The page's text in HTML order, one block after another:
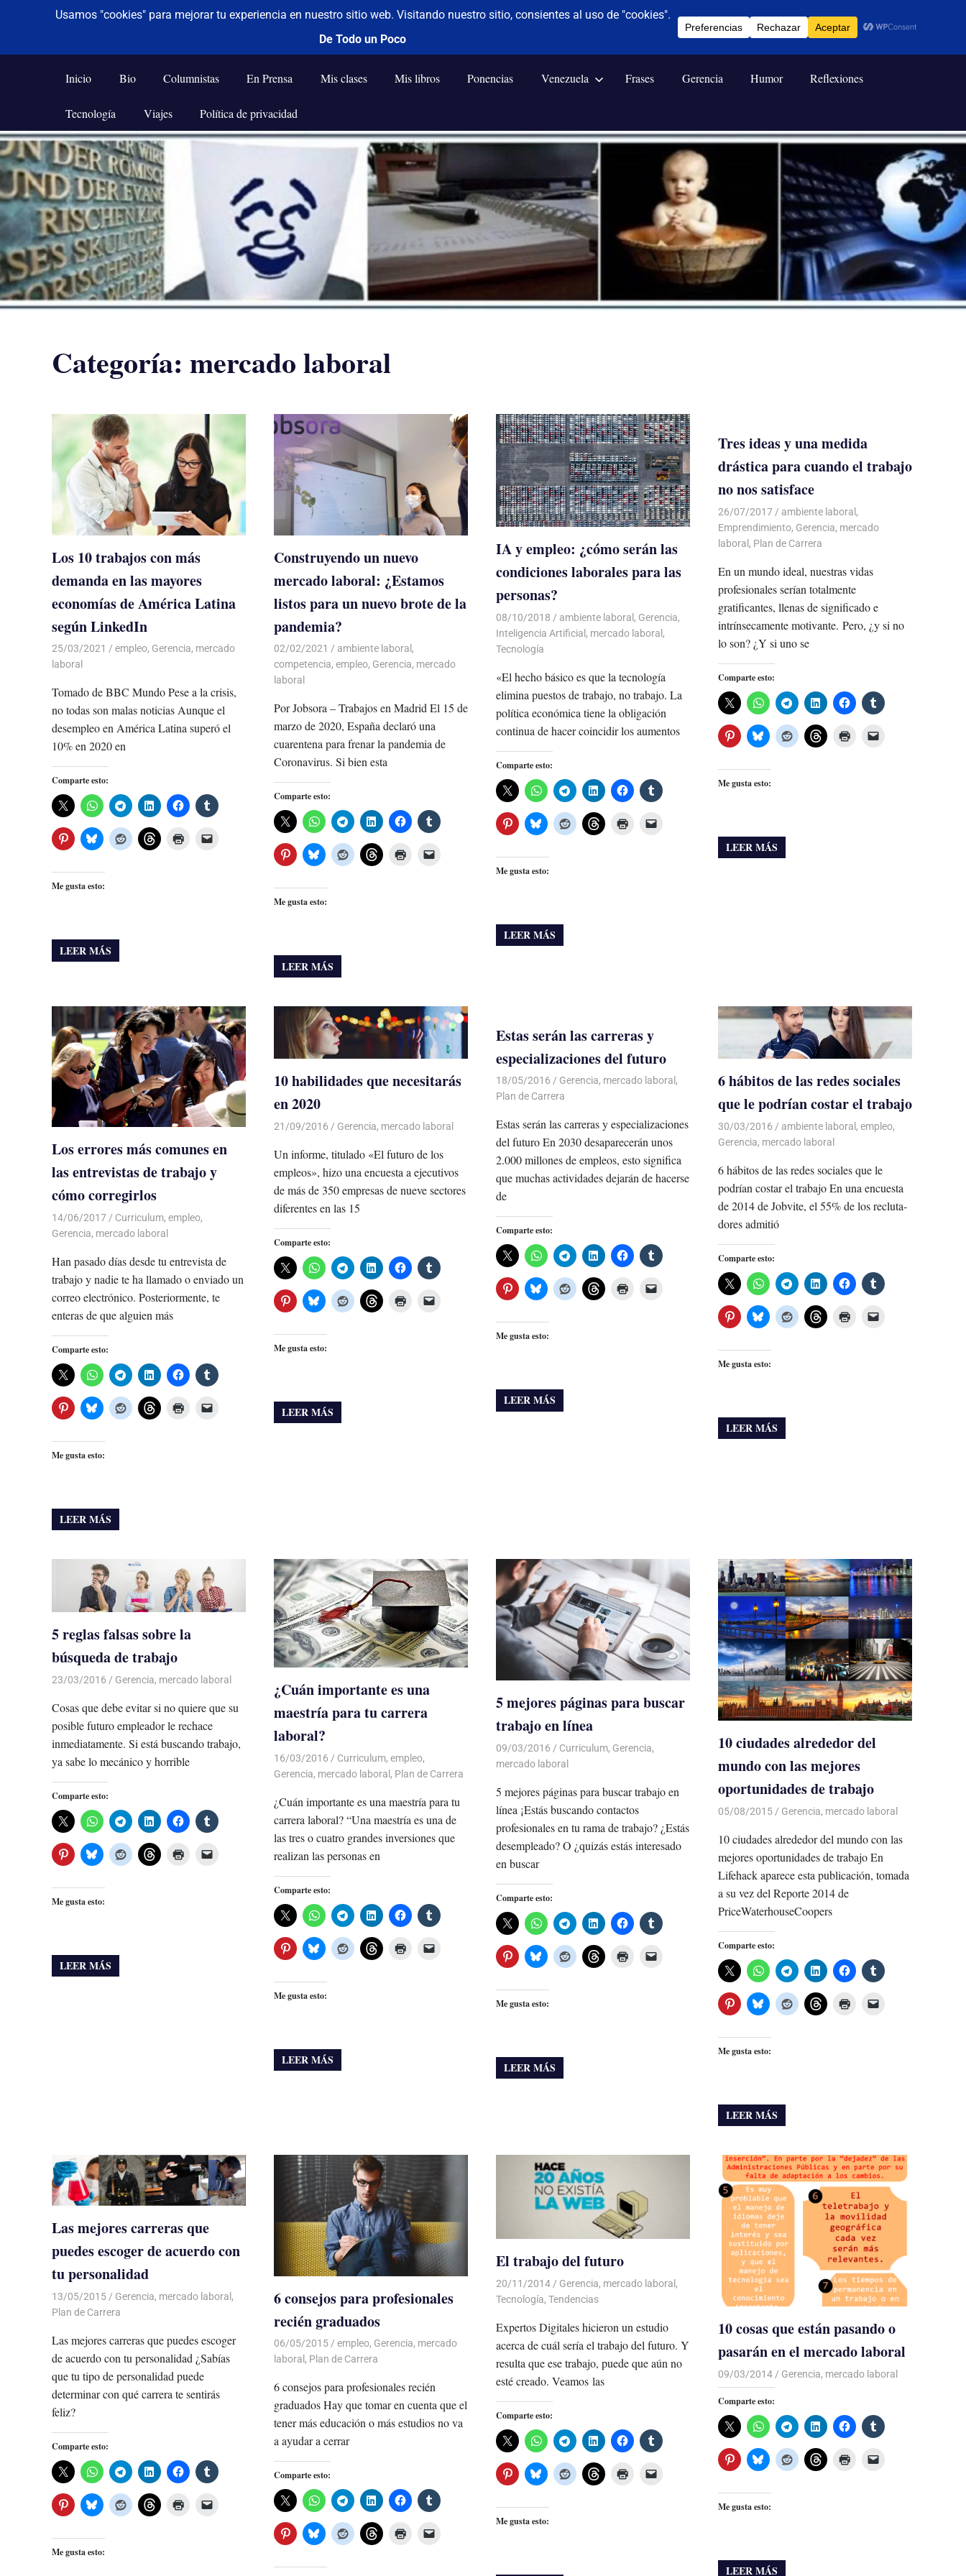
Saltar
al
contenido
De todo un poco
Frases,
Humor,
Tecnología
y
Viajes
Inicio Bio Columnistas En Prensa Mis clases Mis libros Ponencias Venezuela Frases Gerencia Humor Reflexiones
Tecnología Viajes Política de privacidad
Categoría: mercado laboral
Los 10 trabajos con más
demanda en las mayores
economías de América Latina
según LinkedIn
25/03/2021 De todo un Poco
empleo, Gerencia, mercado
laboral
Tomado de BBC Mundo Pese a la crisis,
no todas son malas noticias Aunque el
desempleo en América Latina superó el
10% en 2020 en
Comparte esto:
Me gusta esto:
LEER MÁS
Construyendo un nuevo
mercado laboral: ¿Estamos
listos para un nuevo brote de la
pandemia?
02/02/2021 De todo un Poco
ambiente laboral ,
competencia, empleo, Gerencia, mercado
laboral
Por Jobsora – Trabajos en Madrid El 15 de
marzo de 2020, España declaró una
cuarentena para frenar la pandemia de
Coronavirus. Si bien esta
Comparte esto:
Me gusta esto:
LEER MÁS
IA y empleo: ¿cómo serán las
condiciones laborales para las
personas?
08/10/2018 De todo un Poco
ambiente laboral, Gerencia,
Inteligencia Artificial, mercado laboral,
Tecnología
«El hecho básico es que la tecnología
elimina puestos de trabajo, no trabajo. La
política económica tiene la obligación
continua de hacer coincidir los aumentos
Comparte esto:
Me gusta esto:
LEER MÁS
Tres ideas y una medida
drástica para cuando el trabajo
no nos satisface
26/07/2017 De todo un Poco
ambiente laboral ,
Emprendimiento, Gerencia, mercado
laboral , Plan de Carrera
En un mundo ideal, nuestras vidas
profesionales serían totalmente
gratificantes, llenas de significado e
intrínsecamente motivante. Pero, ¿y si no
lo son? ¿Y si uno se
Comparte esto:
Me gusta esto:
LEER MÁS
Los errores más comunes en
las entrevistas de trabajo y
cómo corregirlos
14/06/2017 De todo un Poco
Curriculum, empleo,
Gerencia, mercado laboral
Han pasado días desde tu entrevista de
trabajo y nadie te ha llamado o enviado un
correo electrónico. Posteriormente, te
enteras de que alguien más
Comparte esto:
Me gusta esto:
LEER MÁS
10 habilidades que necesitarás
en 2020
21/09/2016 Luis Castellanos
Gerencia, mercado laboral
Un informe, titulado «El futuro de los
empleos», hizo una encuesta a ejecutivos
de más de 350 empresas de nueve sectores
diferentes en las 15
Comparte esto:
Me gusta esto:
LEER MÁS
Estas serán las carreras y
especializaciones del futuro
18/05/2016 Luis Castellanos
Gerencia, mercado laboral ,
Plan de Carrera
Estas serán las carreras y especializaciones
del futuro En 2030 desaparecerán unos
2.000 millones de empleos, esto significa
que muchas actividades dejarán de hacerse
de
Comparte esto:
Me gusta esto:
LEER MÁS
6 hábitos de las redes sociales
que le podrían costar el trabajo
30/03/2016 Luis Castellanos
ambiente laboral , empleo,
Gerencia, mercado laboral
6 hábitos de las redes sociales que le
podrían costar el trabajo En una en­cues­ta
de 2014 de Job­vi­te, el 55% de los re­clu­ta­
do­res ad­mi­tió
Comparte esto:
Me gusta esto:
LEER MÁS
5 reglas falsas sobre la
búsqueda de trabajo
23/03/2016 Luis Castellanos
Gerencia, mercado laboral
Cosas que debe evitar si no quiere que su
posible futuro empleador le rechace
inmediatamente. Si está buscando trabajo,
ya sabe lo mecánico y horrible
Comparte esto:
Me gusta esto:
LEER MÁS
¿Cuán importante es una
maestría para tu carrera
laboral?
16/03/2016 Luis Castellanos
Curriculum, empleo,
Gerencia, mercado laboral , Plan de Carrera
¿Cuán importante es una maestría para tu
carrera laboral? “Una maestría es una de
las tres o cuatro grandes inversiones que
realizan las personas en
Comparte esto:
Me gusta esto:
LEER MÁS
5 mejores páginas para buscar
trabajo en línea
09/03/2016 Luis Castellanos
Curriculum, Gerencia,
mercado laboral
5 mejores páginas para buscar trabajo en
línea ¡Estás buscando contactos
profesionales en tu rama de trabajo? ¿Estás
desempleado? O ¿quizás estás interesado
en buscar
Comparte esto:
Me gusta esto:
LEER MÁS
10 ciudades alrededor del
mundo con las mejores
oportunidades de trabajo
05/08/2015 Luis Castellanos
Gerencia, mercado laboral
10 ciudades alrededor del mundo con las
mejores oportunidades de trabajo En
Lifehack aparece esta publicación, tomada
a su vez del Reporte 2014 de
PriceWaterhouseCoopers
Comparte esto:
Me gusta esto:
LEER MÁS
Las mejores carreras que
puedes escoger de acuerdo con
tu personalidad
13/05/2015 Luis Castellanos
Gerencia, mercado laboral ,
Plan de Carrera
Las mejores carreras que puedes escoger
de acuerdo con tu personalidad ¿Sabías
que tu tipo de personalidad puede
determinar con qué carrera te sentirás
feliz?
Comparte esto:
Me gusta esto:
6 consejos para profesionales
recién graduados
06/05/2015 Luis Castellanos
empleo, Gerencia, mercado
laboral , Plan de Carrera
6 consejos para profesionales recién
graduados Hay que tomar en cuenta que el
tener más educación o más estudios no va
a ayudar a cerrar
Comparte esto:
El trabajo del futuro
20/11/2014 Luis Castellanos
Gerencia, mercado laboral ,
Tecnología, Tendencias
Expertos Digitales hicieron un estudio
acerca de cuál sería el trabajo del futuro. Y
resulta que ese trabajo, puede que aún no
esté creado. Veamos las
Comparte esto:
Me gusta esto:
10 cosas que están pasando o
pasarán en el mercado laboral
09/03/2014 Luis Castellanos
Gerencia, mercado laboral
Comparte esto:
Me gusta esto:
LEER MÁS